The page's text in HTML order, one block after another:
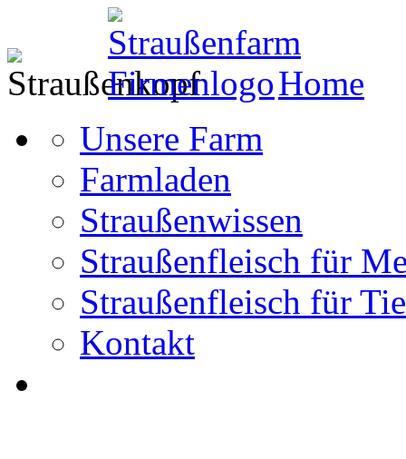
Home
Unsere Farm
Farmladen
Straußenwissen
Straußenfleisch für
Straußenfleisch für
Kontakt